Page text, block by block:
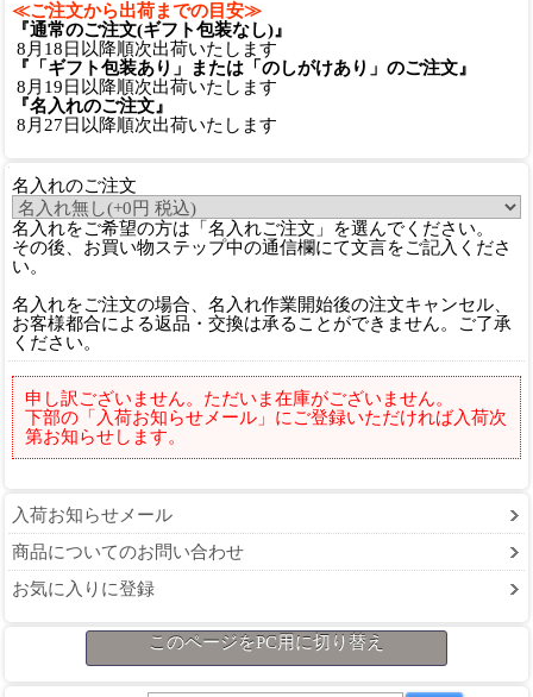
≪ご注文から出荷までの目安≫
『通常のご注文(ギフト包装なし)』
8月18日以降順次出荷いたします
『「ギフト包装あり」または「のしがけあり」のご注文』
8月19日以降順次出荷いたします
『名入れのご注文』
8月27日以降順次出荷いたします
名入れのご注文
名入れをご希望の方は「名入れご注文」を選んでください。
その後、お買い物ステップ中の通信欄にて文言をご記入くださ
い。
名入れをご注文の場合、名入れ作業開始後の注文キャンセル、
お客様都合による返品・交換は承ることができません。ご了承
ください。
申し訳ございません。ただいま在庫がございません。
下部の「入荷お知らせメール」にご登録いただければ入荷次
第お知らせします。
入荷お知らせメール
商品についてのお問い合わせ
お気に入りに登録
このページをPC用に切り替え